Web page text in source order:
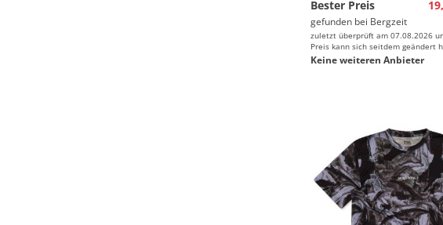
Bester Preis
gefunden bei Bergzeit
zuletzt überprüft am 07.08.2026
Preis kann sich seitdem geändert
Keine weiteren Anbieter